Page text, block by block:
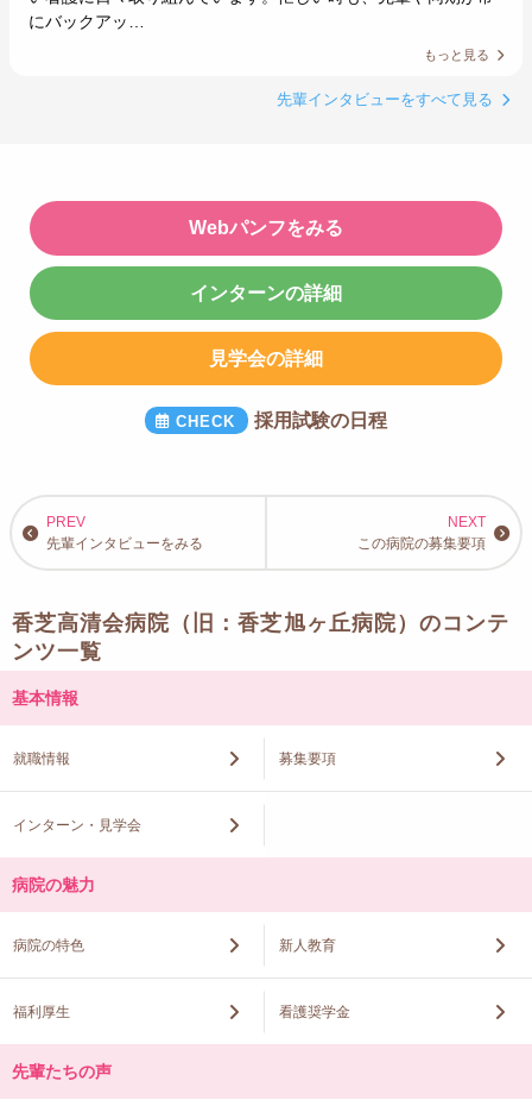
にバックアッ…
もっと見る
先輩インタビューをすべて見る
Webパンフをみる
インターンの詳細
見学会の詳細
採用試験の日程
先輩インタビューをみる この病院の募集要項
香芝高清会病院（旧：香芝旭ヶ丘病院）のコンテ
ンツ一覧
基本情報
就職情報 募集要項
インターン・見学会
病院の魅力
病院の特色 新人教育
福利厚生 看護奨学金
先輩たちの声